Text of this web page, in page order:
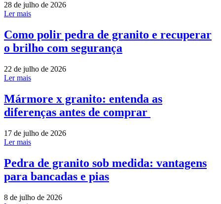
28 de julho de 2026
Ler mais
Como polir pedra de granito e recuperar
o brilho com segurança
22 de julho de 2026
Ler mais
Mármore x granito: entenda as
diferenças antes de comprar
17 de julho de 2026
Ler mais
Pedra de granito sob medida: vantagens
para bancadas e pias
8 de julho de 2026